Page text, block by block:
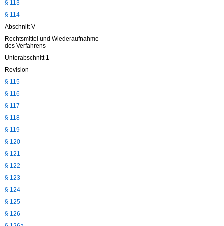
§ 113
§ 114
Abschnitt V
Rechtsmittel und Wiederaufnahme
des Verfahrens
Unterabschnitt 1
Revision
§ 115
§ 116
§ 117
§ 118
§ 119
§ 120
§ 121
§ 122
§ 123
§ 124
§ 125
§ 126